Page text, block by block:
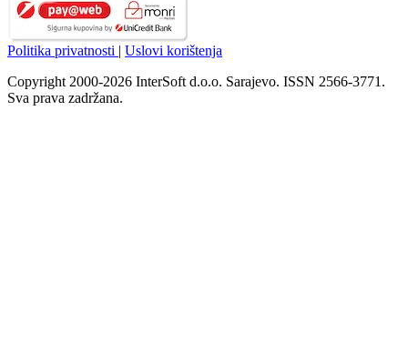
Politika privatnosti | Uslovi korištenja
Copyright 2000-2026 InterSoft d.o.o. Sarajevo. ISSN 2566-3771.
Sva prava zadržana.